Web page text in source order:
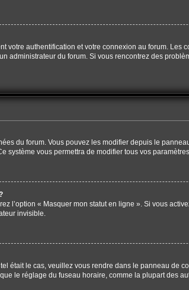
votre authentification et votre connexion au forum. Les
administrateur du forum. Si vous rencontrez des
du forum. Vous pouvez les modifier depuis le
système vous permettra de modifier tous vos
l’option « Masquer mon statut en ligne ». Si vous
invisible.
était le cas, veuillez vous rendre dans le panneau de
le réglage du fuseau horaire, comme la plupart des